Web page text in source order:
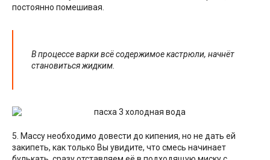
постоянно помешивая.
В процессе варки всё содержимое кастрюли, начнёт
становиться жидким.
5. Массу необходимо довести до кипения, но не дать ей
закипеть, как только Вы увидите, что смесь начинает